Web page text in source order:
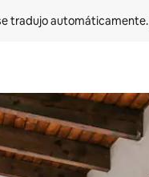
tradujo automáticamente.